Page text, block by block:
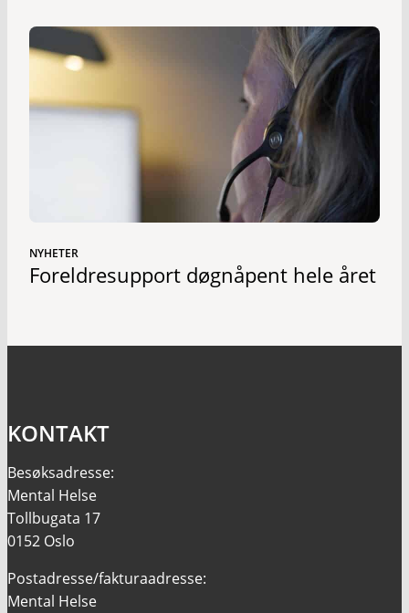
NYHETER
Foreldresupport døgnåpent hele året
KONTAKT
Besøksadresse:
Mental Helse
Tollbugata 17
0152 Oslo
Postadresse/fakturaadresse:
Mental Helse